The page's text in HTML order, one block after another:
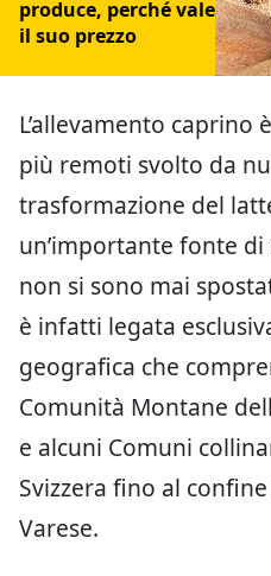
produce, perché vale
il suo prezzo
L’allevamento
più remoti svolto da
trasformazione del
un’importante fonte di
non si sono mai
è infatti legata
geografica che
Comunità Montane
e alcuni Comuni
Svizzera fino al
Varese.